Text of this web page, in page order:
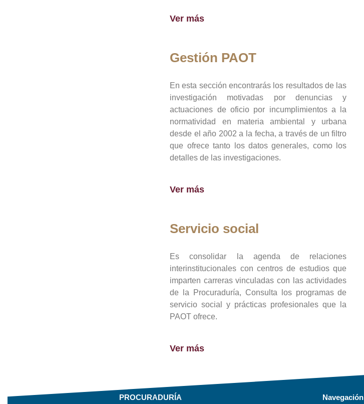
Ver más
Gestión PAOT
En esta sección encontrarás los resultados de las
investigación motivadas por denuncias y
actuaciones de oficio por incumplimientos a la
normatividad en materia ambiental y urbana
desde el año 2002 a la fecha, a través de un filtro
que ofrece tanto los datos generales, como los
detalles de las investigaciones.
Ver más
Servicio social
Es consolidar la agenda de relaciones
interinstitucionales con centros de estudios que
imparten carreras vinculadas con las actividades
de la Procuraduría, Consulta los programas de
servicio social y prácticas profesionales que la
PAOT ofrece.
Ver más
PROCURADURÍA Navegación